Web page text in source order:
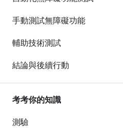
手動測試無障礙功能
輔助技術測試
結論與後續行動
考考你的知識
測驗